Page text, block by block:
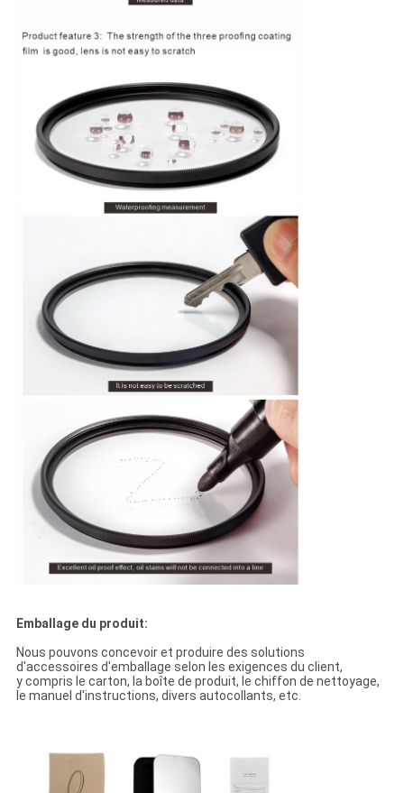
Emballage du produit:
Nous pouvons concevoir et produire des solutions
d'accessoires d'emballage selon les exigences du client,
y compris le carton, la boîte de produit, le chiffon de nettoyage,
le manuel d'instructions, divers autocollants, etc.